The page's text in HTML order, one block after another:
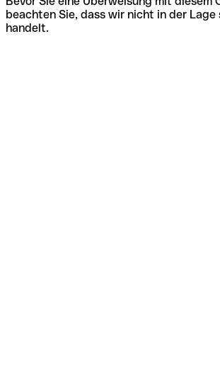
beachten Sie, dass wir nicht in der
handelt.